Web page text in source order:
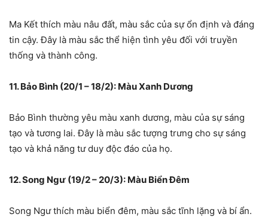
Ma Kết thích màu nâu đất, màu sắc của sự ổn định và đáng
tin cậy. Đây là màu sắc thể hiện tình yêu đối với truyền
thống và thành công.
11. Bảo Bình (20/1 – 18/2): Màu Xanh Dương
Bảo Bình thường yêu màu xanh dương, màu của sự sáng
tạo và tương lai. Đây là màu sắc tượng trưng cho sự sáng
tạo và khả năng tư duy độc đáo của họ.
12. Song Ngư (19/2 – 20/3): Màu Biển Đêm
Song Ngư thích màu biển đêm, màu sắc tĩnh lặng và bí ẩn.